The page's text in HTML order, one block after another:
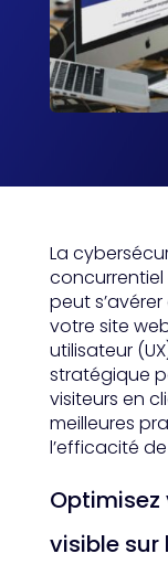
La
peut
votre site
utilisateur
stratégique
visiteurs en
meilleures
l’efficacité
Optimisez
visible sur